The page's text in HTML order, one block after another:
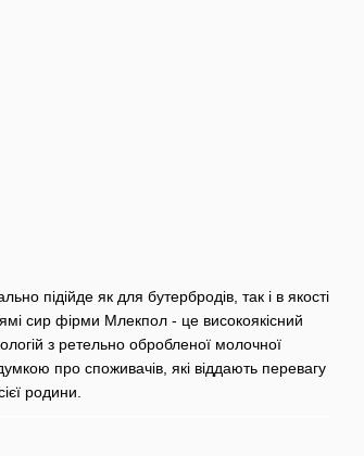
підійде як для бутербродів, так і в якості
сир фірми Млекпол - це високоякісний
з ретельно обробленої молочної
про споживачів, які віддають перевагу
родини.